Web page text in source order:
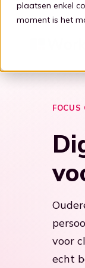
plaatsen enkel
moment is het
in
FOCUS
voor
echt